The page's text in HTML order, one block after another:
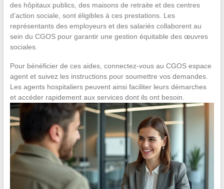
des hôpitaux publics, des maisons de retraite et des centres
d’action sociale, sont éligibles à ces prestations. Les
représentants des employeurs et des salariés collaborent au
sein du CGOS pour garantir une gestion équitable des œuvres
sociales.
Pour bénéficier de ces aides, connectez-vous au CGOS espace
agent et suivez les instructions pour soumettre vos demandes.
Les agents hospitaliers peuvent ainsi faciliter leurs démarches
et accéder rapidement aux services dont ils ont besoin.